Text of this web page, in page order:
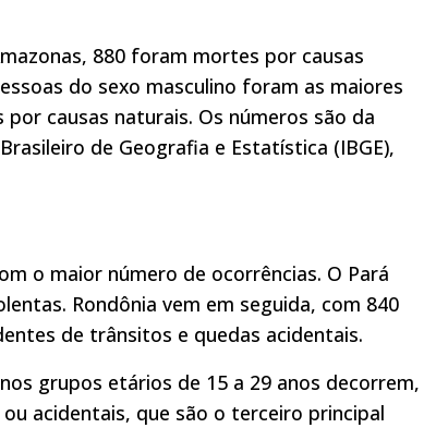
880 foram mortes por causas
do sexo masculino foram as maiores
causas naturais. Os números são da
de Geografia e Estatística (IBGE),
o maior número de ocorrências. O Pará
Rondônia vem em seguida, com 840
de trânsitos e quedas acidentais.
grupos etários de 15 a 29 anos decorrem,
acidentais, que são o terceiro principal